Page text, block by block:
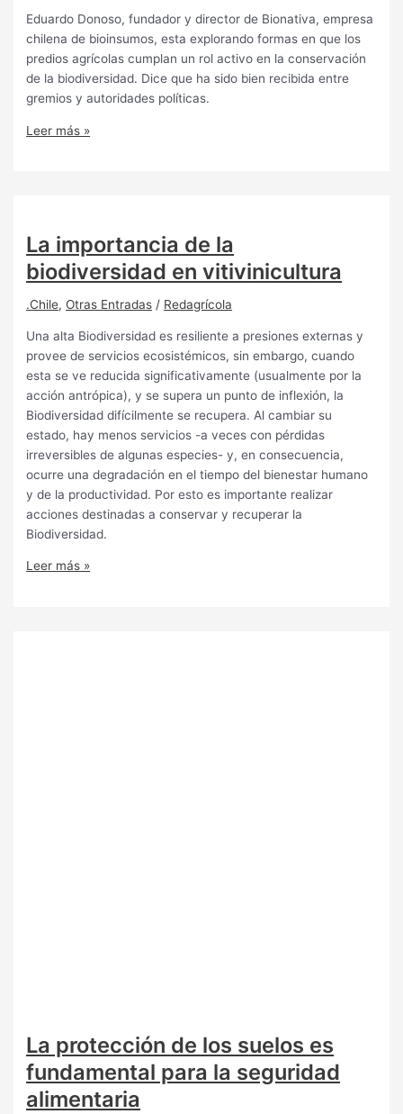
Eduardo Donoso, fundador y director de Bionativa, empresa
chilena de bioinsumos, esta explorando formas en que los
predios agrícolas cumplan un rol activo en la conservación
de la biodiversidad. Dice que ha sido bien recibida entre
gremios y autoridades políticas.
Leer más »
La importancia de la
biodiversidad en vitivinicultura
.Chile, Otras Entradas / Redagrícola
Una alta Biodiversidad es resiliente a presiones externas y
provee de servicios ecosistémicos, sin embargo, cuando
esta se ve reducida significativamente (usualmente por la
acción antrópica), y se supera un punto de inflexión, la
Biodiversidad difícilmente se recupera. Al cambiar su
estado, hay menos servicios -a veces con pérdidas
irreversibles de algunas especies- y, en consecuencia,
ocurre una degradación en el tiempo del bienestar humano
y de la productividad. Por esto es importante realizar
acciones destinadas a conservar y recuperar la
Biodiversidad.
Leer más »
La protección de los suelos es
fundamental para la seguridad
alimentaria